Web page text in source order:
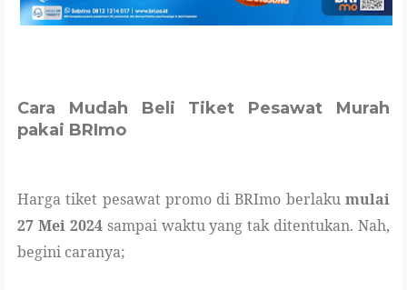
Cara Mudah Beli Tiket Pesawat Murah
pakai BRImo
Harga tiket pesawat promo di BRImo berlaku mulai
27 Mei 2024sampai waktu yang tak ditentukan. Nah,
begini caranya;